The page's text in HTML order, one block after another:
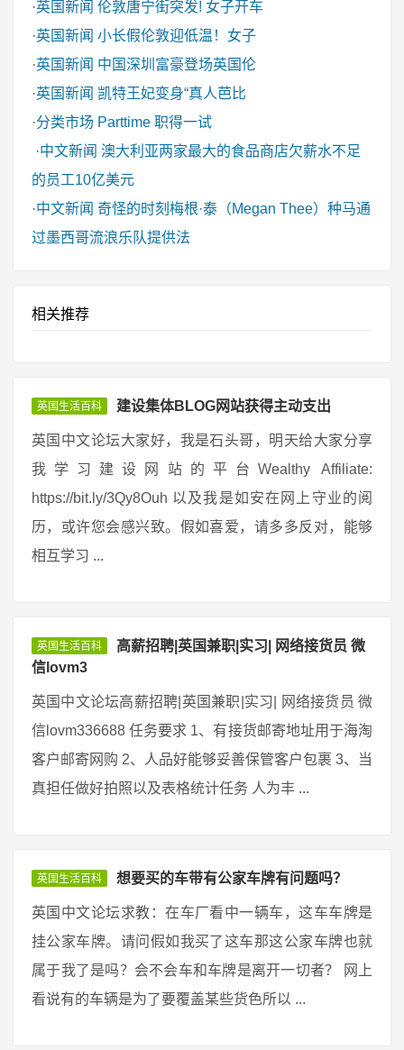
·英国新闻 伦敦唐宁街突发! 女子开车
·英国新闻 小长假伦敦迎低温！女子
·英国新闻 中国深圳富豪登场英国伦
·英国新闻 凯特王妃变身“真人芭比
·分类市场 Parttime 职得一试
·中文新闻 澳大利亚两家最大的食品商店欠薪水不足
的员工10亿美元
·中文新闻 奇怪的时刻梅根·泰（Megan Thee）种马通
过墨西哥流浪乐队提供法
相关推荐
英国生活百科 建设集体BLOG网站获得主动支出
英国中文论坛大家好，我是石头哥，明天给大家分享
我学习建设网站的平台Wealthy Affiliate:
https://bit.ly/3Qy8Ouh 以及我是如安在网上守业的阅
历，或许您会感兴致。假如喜爱，请多多反对，能够
相互学习 ...
英国生活百科
高薪招聘|英国兼职|实习| 网络接货员 微
信lovm3
英国中文论坛高薪招聘|英国兼职|实习| 网络接货员 微
信lovm336688 任务要求 1、有接货邮寄地址用于海淘
客户邮寄网购 2、人品好能够妥善保管客户包裹 3、当
真担任做好拍照以及表格统计任务 人为丰 ...
英国生活百科 想要买的车带有公家车牌有问题吗？
英国中文论坛求教：在车厂看中一辆车，这车车牌是
挂公家车牌。请问假如我买了这车那这公家车牌也就
属于我了是吗？会不会车和车牌是离开一切者？ 网上
看说有的车辆是为了要覆盖某些货色所以 ...